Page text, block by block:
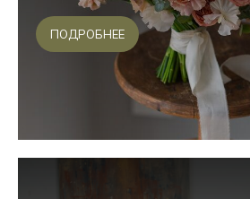
ПОДРОБНЕЕ